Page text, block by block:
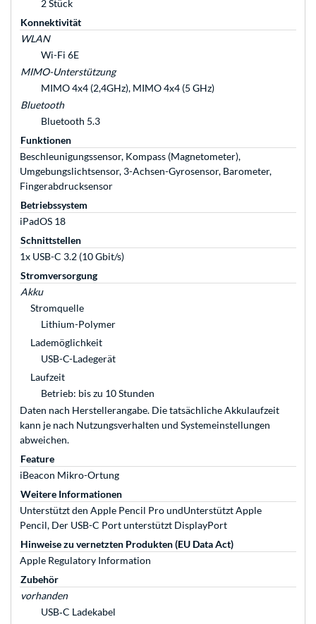
2 Stück
Konnektivität
WLAN
Wi-Fi 6E
MIMO-Unterstützung
MIMO 4x4 (2,4GHz), MIMO 4x4 (5 GHz)
Bluetooth
Bluetooth 5.3
Funktionen
Beschleunigungssensor, Kompass (Magnetometer),
Umgebungslichtsensor, 3-Achsen-Gyrosensor, Barometer,
Fingerabdrucksensor
Betriebssystem
iPadOS 18
Schnittstellen
1x USB-C 3.2 (10 Gbit/s)
Stromversorgung
Akku
Stromquelle
Lithium-Polymer
Lademöglichkeit
USB-C-Ladegerät
Laufzeit
Betrieb: bis zu 10 Stunden
Daten nach Herstellerangabe. Die tatsächliche Akkulaufzeit
kann je nach Nutzungsverhalten und Systemeinstellungen
abweichen.
Feature
iBeacon Mikro-Ortung
Weitere Informationen
Unterstützt den Apple Pencil Pro undUnterstützt Apple
Pencil, Der USB-C Port unterstützt DisplayPort
Hinweise zu vernetzten Produkten (EU Data Act)
Apple Regulatory Information
Zubehör
vorhanden
USB‑C Ladekabel